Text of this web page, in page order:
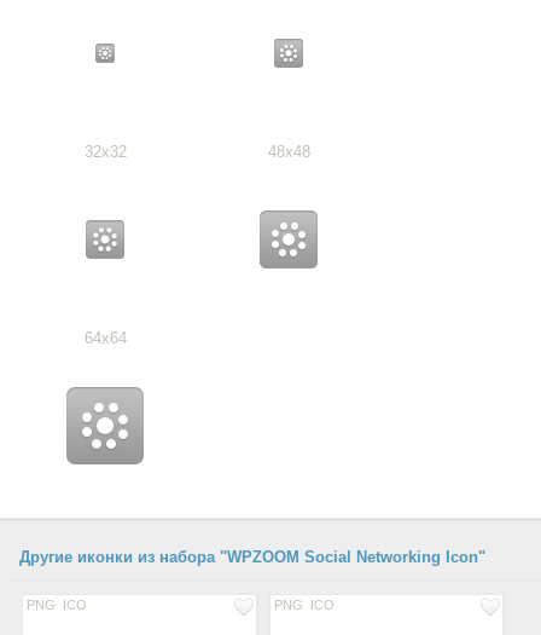
32x32 48x48
64x64
Другие иконки из набора "WPZOOM Social Networking Icon"
PNG ICO PNG ICO